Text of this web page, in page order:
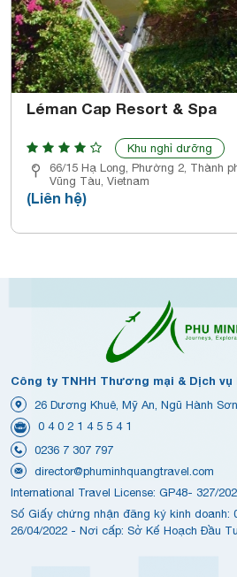
Léman Cap Resort & Spa
Khu nghỉ dưỡng
66/15 Hạ Long, Phường 2, Thành
Vũng Tàu, Vietnam
(Liên hệ)
Công ty TNHH Thương mại & Dịch vụ
26 Dương Khuê, Mỹ An, Ngũ Hành
0 4 0 2 1 4 5 5 4 1
0236 7 307 797
director@phuminhquangtravel.com
International Travel License: GP48- 327/
Số Giấy chứng nhận đăng ký kinh doanh:
26/04/2022 - Nơi cấp: Sở Kế Hoạch Đầu